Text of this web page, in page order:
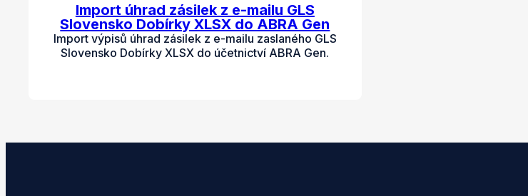
Import úhrad zásilek z e-mailu GLS
Slovensko Dobírky XLSX do ABRA Gen
Import výpisů úhrad zásilek z e-mailu zaslaného GLS
Slovensko Dobírky XLSX do účetnictví ABRA Gen.